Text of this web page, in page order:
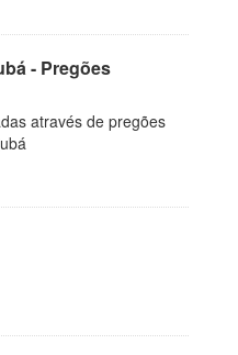
- Pregões
através de pregões